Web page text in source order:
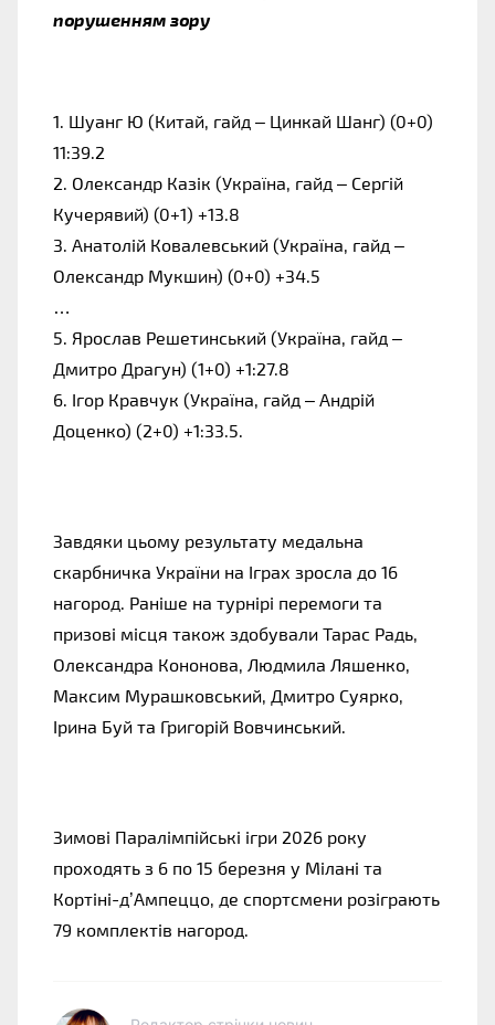
порушенням зору
1. Шуанг Ю (Китай, гайд – Цинкай Шанг) (0+0)
11:39.2
2. Олександр Казік (Україна, гайд – Сергій
Кучерявий) (0+1) +13.8
3. Анатолій Ковалевський (Україна, гайд –
Олександр Мукшин) (0+0) +34.5
…
5. Ярослав Решетинський (Україна, гайд –
Дмитро Драгун) (1+0) +1:27.8
6. Ігор Кравчук (Україна, гайд – Андрій
Доценко) (2+0) +1:33.5.
Завдяки цьому результату медальна
скарбничка України на Іграх зросла до 16
нагород. Раніше на турнірі перемоги та
призові місця також здобували Тарас Радь,
Олександра Кононова, Людмила Ляшенко,
Максим Мурашковський, Дмитро Суярко,
Ірина Буй та Григорій Вовчинський.
Зимові Паралімпійські ігри 2026 року
проходять з 6 по 15 березня у Мілані та
Кортіні-д’Ампеццо, де спортсмени розіграють
79 комплектів нагород.